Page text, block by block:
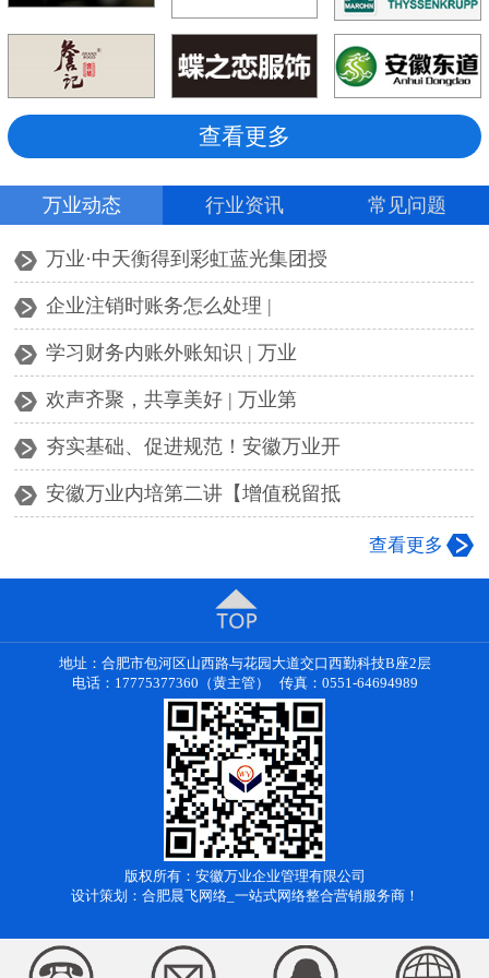
查看更多
万业动态 行业资讯 常见问题
万业·中天衡得到彩虹蓝光集团授
企业注销时账务怎么处理 |
学习财务内账外账知识 | 万业
欢声齐聚，共享美好 | 万业第
夯实基础、促进规范！安徽万业开
安徽万业内培第二讲【增值税留抵
查看更多
地址：合肥市包河区山西路与花园大道交口西勤科技B座2层
电话：17775377360（黄主管） 传真：0551-64694989
版权所有：安徽万业企业管理有限公司
设计策划：合肥晨飞网络_一站式网络整合营销服务商！